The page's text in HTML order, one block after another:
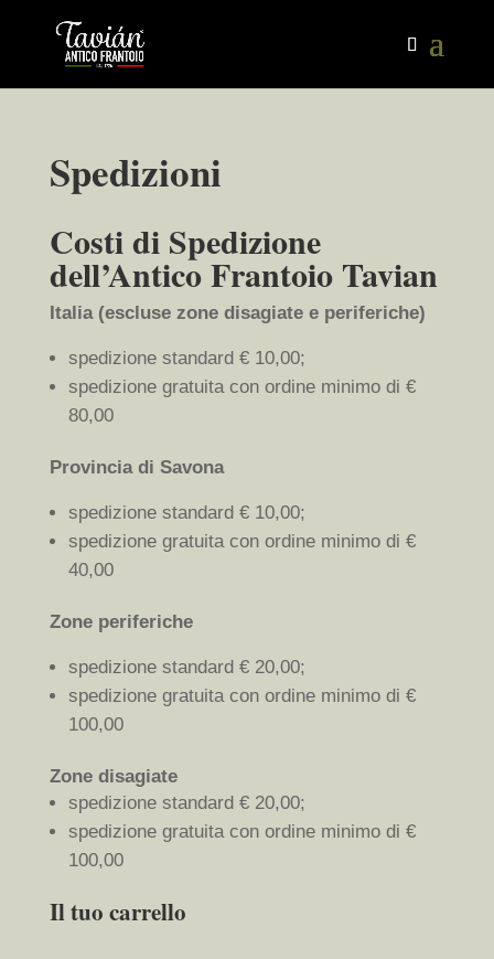
Spedizioni
Costi di Spedizione
dell’Antico Frantoio Tavian
Italia (escluse zone disagiate e periferiche)
spedizione standard € 10,00;
spedizione gratuita con ordine minimo di €
80,00
Provincia di Savona
spedizione standard € 10,00;
spedizione gratuita con ordine minimo di €
40,00
Zone periferiche
spedizione standard € 20,00;
spedizione gratuita con ordine minimo di €
100,00
Zone disagiate
spedizione standard € 20,00;
spedizione gratuita con ordine minimo di €
100,00
Il tuo carrello